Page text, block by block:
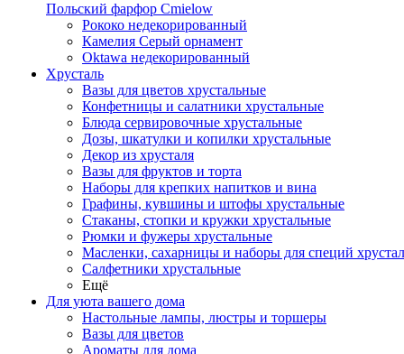
Польский фарфор Сmielow
Рококо недекорированный
Камелия Серый орнамент
Oktawa недекорированный
Хрусталь
Вазы для цветов хрустальные
Конфетницы и салатники хрустальные
Блюда сервировочные хрустальные
Дозы, шкатулки и копилки хрустальные
Декор из хрусталя
Вазы для фруктов и торта
Наборы для крепких напитков и вина
Графины, кувшины и штофы хрустальные
Стаканы, стопки и кружки хрустальные
Рюмки и фужеры хрустальные
Масленки, сахарницы и наборы для специй
Салфетники хрустальные
Ещё
Для уюта вашего дома
Настольные лампы, люстры и торшеры
Вазы для цветов
Ароматы для дома